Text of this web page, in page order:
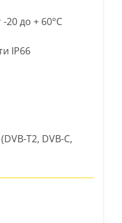
20 до + 60°С
IP66
T2, DVB-C,